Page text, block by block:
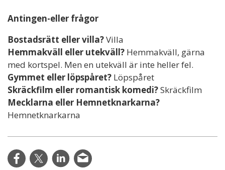
Antingen-eller frågor
Bostadsrätt eller villa?Villa
Hemmakväll eller utekväll? Hemmakväll, gärna
med kortspel. Men en utekväll är inte heller fel.
Gymmet eller löpspåret? Löpspåret
Skräckfilm eller romantisk komedi?Skräckfilm
Mecklarna eller Hemnetknarkarna?
Hemnetknarkarna